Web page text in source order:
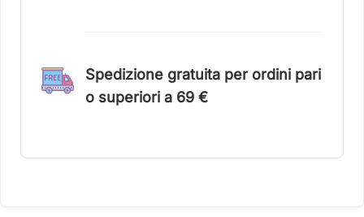
Spedizione gratuita per ordini pari
o superiori a 69 €